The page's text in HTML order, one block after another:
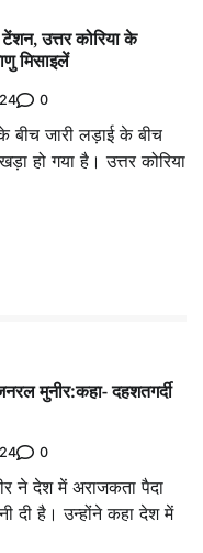
उत्तर कोरिया के
मिसाइलें
0
जारी लड़ाई के बीच
हो गया है। उत्तर कोरिया
मुनीर:कहा- दहशतगर्दी
0
ने देश में अराजकता पैदा
दी है। उन्होंने कहा देश में